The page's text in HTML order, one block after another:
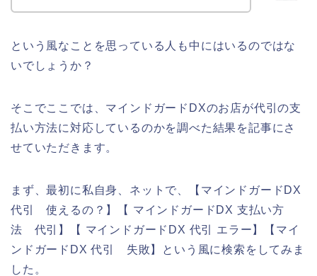
という風なことを思っている人も中にはいるのではな
いでしょうか？
そこでここでは、マインドガードDXのお店が代引の支
払い方法に対応しているのかを調べた結果を記事にさ
せていただきます。
まず、最初に私自身、ネットで、【マインドガードDX
代引 使えるの？】【 マインドガードDX 支払い方
法 代引】【 マインドガードDX 代引 エラー】【マイ
ンドガードDX 代引 失敗】という風に検索をしてみま
した。